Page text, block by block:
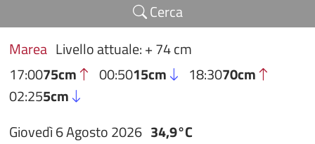
Cerca
Marea Livello attuale: + 74 cm
17:0075cm 00:5015cm 18:3070cm
02:255cm
Giovedì 6 Agosto 2026 34,9°C